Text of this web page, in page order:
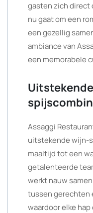
gasten zich direct
nu gaat om een
een gezellig
ambiance van
een memorabele
Assaggi
uitstekende wijn-
maaltijd tot een
getalenteerde
werkt nauw
tussen gerechten
waardoor elke